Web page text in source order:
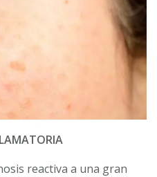
reac­tiva a una gran